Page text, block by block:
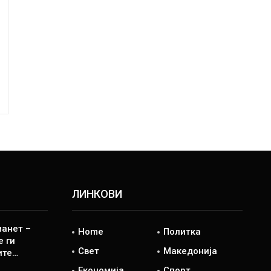
–
ги
ЛИНКОВИ
Home
Политка
Свет
Македонија